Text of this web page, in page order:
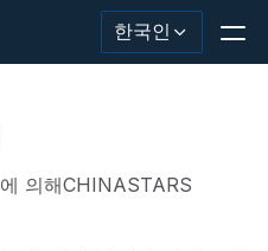
한국인
에 의해CHINASTARS